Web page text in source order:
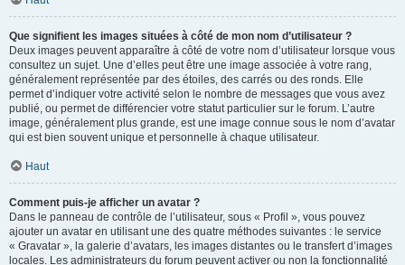
Que signifient les images situées à côté de mon nom d’utilisateur ?
Deux images peuvent apparaître à côté de votre nom d’utilisateur lorsque vous
consultez un sujet. Une d’elles peut être une image associée à votre rang,
généralement représentée par des étoiles, des carrés ou des ronds. Elle
permet d’indiquer votre activité selon le nombre de messages que vous avez
publié, ou permet de différencier votre statut particulier sur le forum. L’autre
image, généralement plus grande, est une image connue sous le nom d’avatar
qui est bien souvent unique et personnelle à chaque utilisateur.
Haut
Comment puis-je afficher un avatar ?
Dans le panneau de contrôle de l’utilisateur, sous « Profil », vous pouvez
ajouter un avatar en utilisant une des quatre méthodes suivantes : le service
« Gravatar », la galerie d’avatars, les images distantes ou le transfert d’images
locales. Les administrateurs du forum peuvent activer ou non la fonctionnalité